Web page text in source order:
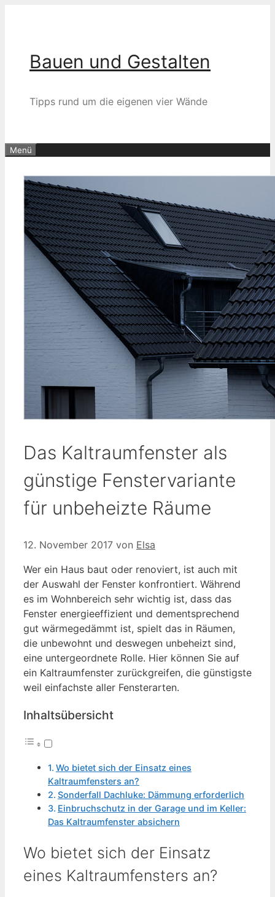
Bauen und Gestalten
Tipps rund um die eigenen vier Wände
Menü
Das Kaltraumfenster als
günstige Fenstervariante
für unbeheizte Räume
12. November 2017 von Elsa
Wer ein Haus baut oder renoviert, ist auch mit
der Auswahl der Fenster konfrontiert. Während
es im Wohnbereich sehr wichtig ist, dass das
Fenster energieeffizient und dementsprechend
gut wärmegedämmt ist, spielt das in Räumen,
die unbewohnt und deswegen unbeheizt sind,
eine untergeordnete Rolle. Hier können Sie auf
ein Kaltraumfenster zurückgreifen, die günstigste
weil einfachste aller Fensterarten.
Inhaltsübersicht
Wo bietet sich der Einsatz eines
Kaltraumfensters an?
Sonderfall Dachluke: Dämmung erforderlich
Einbruchschutz in der Garage und im Keller:
Das Kaltraumfenster absichern
Wo bietet sich der Einsatz
eines Kaltraumfensters an?